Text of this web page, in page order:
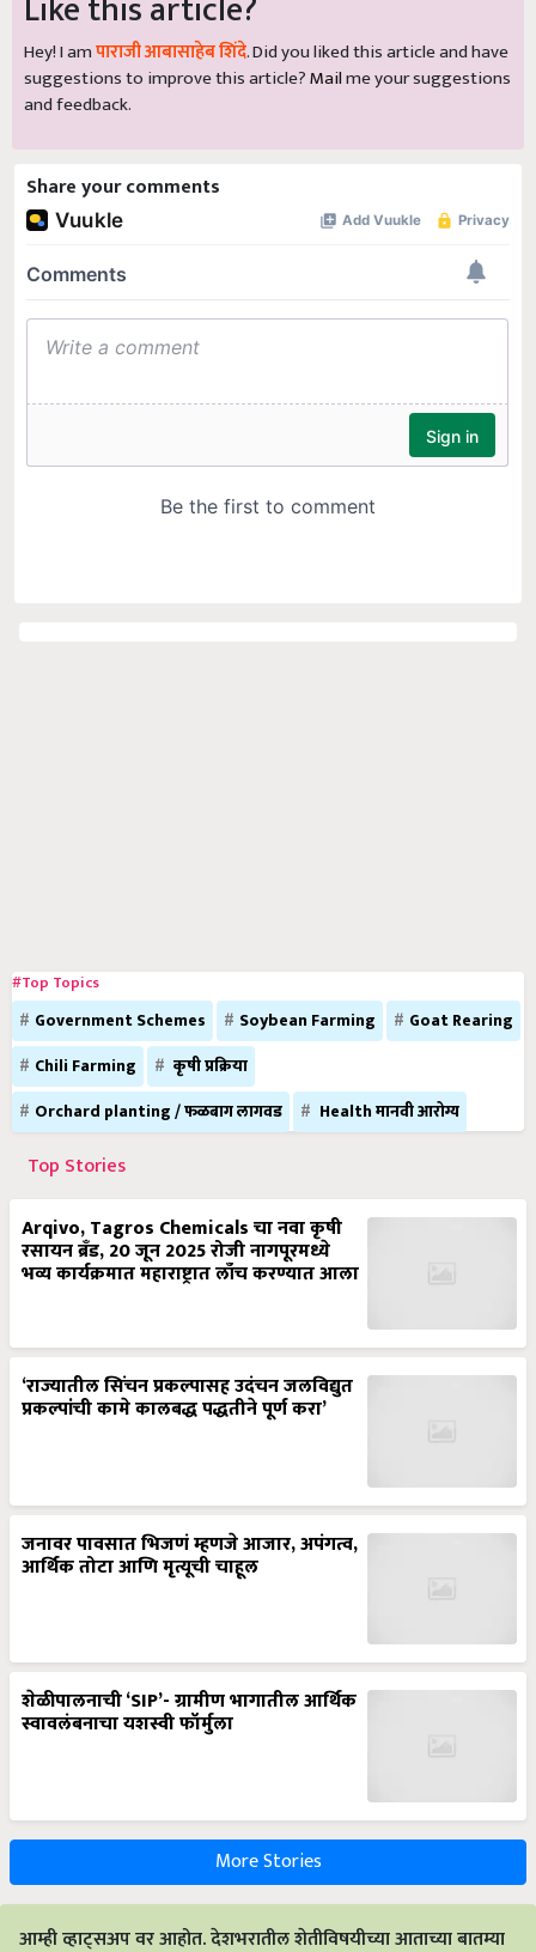
Hey! I amपाराजी आबासाहेब शिंदे. Did you liked this article and have
suggestions to improve this article?Mailme your suggestions
and feedback.
Share your comments
#Top Topics
Government Schemes Soybean Farming
Goat Rearing
Chili Farming
कृषी प्रक्रिया
Orchard planting / फळबाग लागवड
Health मानवी आरोग्य
Top Stories
Arqivo, Tagros Chemicals चा नवा कृषी
रसायन ब्रँड, 20 जून 2025 रोजी नागपूरमध्ये
भव्य कार्यक्रमात महाराष्ट्रात लाँच करण्यात आला
‘राज्यातील सिंचन प्रकल्पासह उदंचन जलविद्युत
प्रकल्पांची कामे कालबद्ध पद्धतीने पूर्ण करा’
जनावर पावसात भिजणं म्हणजे आजार, अपंगत्व,
आर्थिक तोटा आणि मृत्यूची चाहूल
शेळीपालनाची ‘SIP’- ग्रामीण भागातील आर्थिक
स्वावलंबनाचा यशस्वी फॉर्मुला
More Stories
आम्ही व्हाट्सअप वर आहोत. देशभरातील शेतीविषयीच्या आताच्या बातम्या